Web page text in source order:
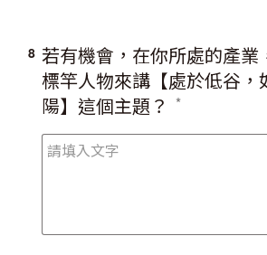
8 若有機會，在你所處的產業
標竿人物來講【處於低谷，
陽】這個主題？